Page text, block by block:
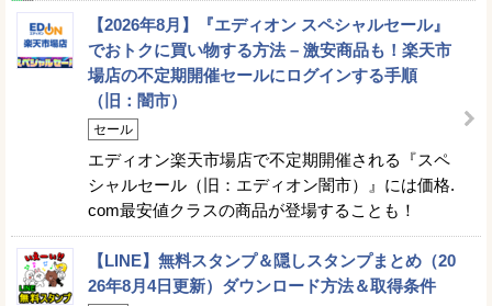
【2026年8月】『エディオン スペシャルセール』
でおトクに買い物する方法 – 激安商品も！楽天市
場店の不定期開催セールにログインする手順
（旧：闇市）
セール
エディオン楽天市場店で不定期開催される『スペ
シャルセール（旧：エディオン闇市）』には価格.
com最安値クラスの商品が登場することも！
【LINE】無料スタンプ＆隠しスタンプまとめ（20
26年8月4日更新）ダウンロード方法＆取得条件